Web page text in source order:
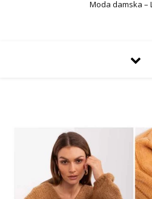
Moda damska –